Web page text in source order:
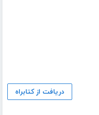
دریافت از کتابراه